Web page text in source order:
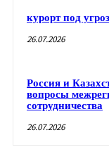
курорт под
26.07.2026
Россия и
вопросы
сотрудничества
26.07.2026